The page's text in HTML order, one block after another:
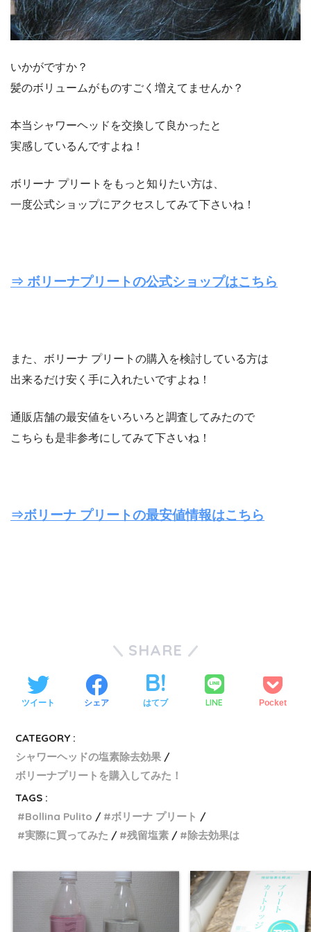
いかがですか？
髪のボリュームがものすごく増えてませんか？
本当シャワーヘッドを交換して良かったと
実感しているんですよね！
ボリーナ プリートをもっと知りたい方は、
一度公式ショップにアクセスしてみて下さいね！
⇒ ボリーナプリートの公式ショップはこちら
また、ボリーナ プリートの購入を検討している方は
出来るだけ安く手に入れたいですよね！
通販店舗の最安値をいろいろと調査してみたので
こちらも是非参考にしてみて下さいね！
⇒ボリーナ プリートの最安値情報はこちら
SHARE
ツイート シェア はてブ LINE Pocket
CATEGORY :
シャワーヘッドの塩素除去効果
ボリーナプリートを購入してみた！
TAGS :
Bollina Pulito
ボリーナ プリート
実際に買ってみた
残留塩素 除去効果は